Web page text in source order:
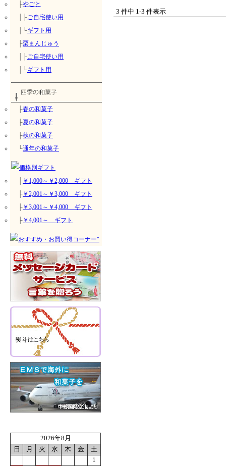
├やごと
│├ご自宅使い用
│└ギフト用
├栗まんじゅう
│├ご自宅使い用
│└ギフト用
├春の和菓子
├夏の和菓子
├秋の和菓子
└通年の和菓子
├ ￥1,000～￥2,000 ギフト
├ ￥2,001～￥3,000 ギフト
├ ￥3,001～￥4,000 ギフト
├ ￥4,001～ ギフト
2026年8月
日
月 火 水 木 金
土
1
3 件中 1-3 件表示